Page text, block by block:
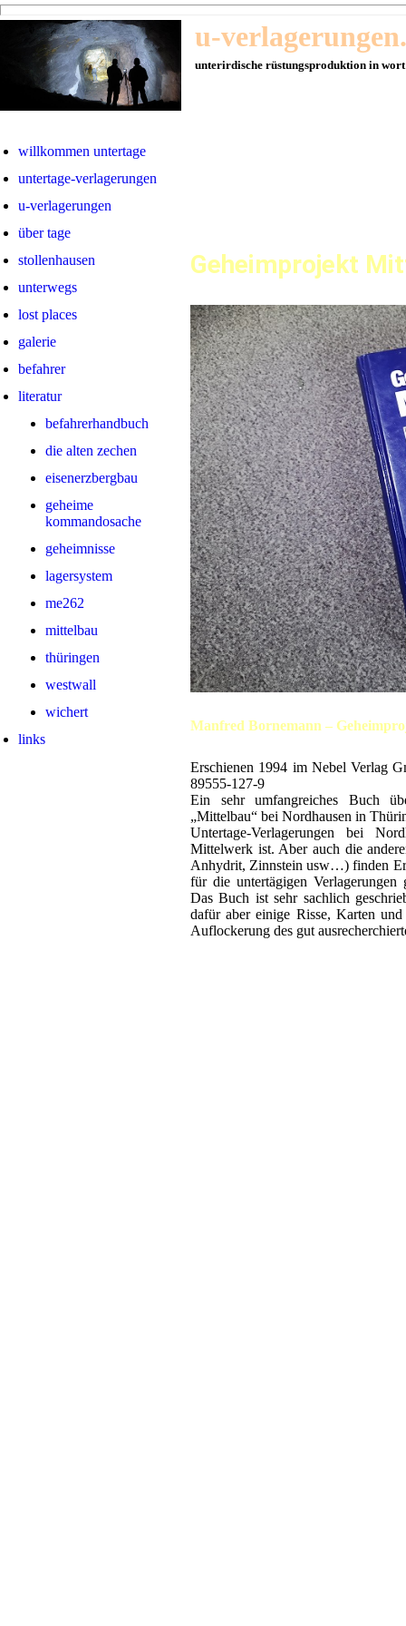
u-
unterirdische rüstungsproduktion in
willkommen untertage
untertage-verlagerungen
u-verlagerungen
über tage
stollenhausen
unterwegs
lost places
galerie
befahrer
literatur
befahrerhandbuch
die alten zechen
eisenerzbergbau
geheime
kommandosache
geheimnisse
lagersystem
me262
mittelbau
thüringen
westwall
wichert
links
Geheimprojekt
Manfred Bornemann –
Erschienen 1994 im Nebel Verlag
89555-127-9
Ein sehr umfangreiches Buch
„Mittelbau“ bei Nordhausen in
Untertage-Verlagerungen bei
Mittelwerk ist. Aber auch die
Anhydrit, Zinnstein usw…) finden
für die untertägigen Verlagerungen
Das Buch ist sehr sachlich
dafür aber einige Risse, Karten
Auflockerung des gut